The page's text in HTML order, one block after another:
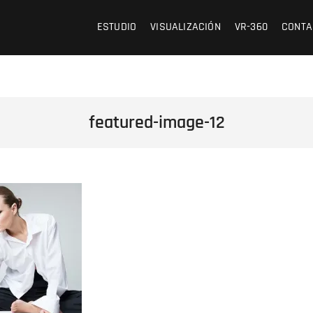
ESTUDIO VISUALIZACIÓN VR-360
featured-image-12